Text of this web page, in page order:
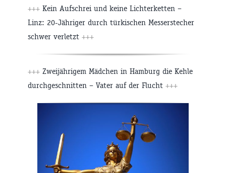
+++ Kein Aufschrei und keine Lichterketten –
Linz: 20-Jähriger durch türkischen Messerstecher
schwer verletzt +++
+++ Zweijährigem Mädchen in Hamburg die Kehle
durchgeschnitten – Vater auf der Flucht +++